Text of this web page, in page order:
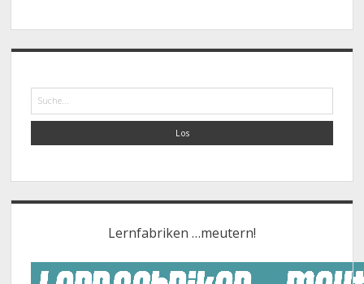
Suche
Lernfabriken …meutern!